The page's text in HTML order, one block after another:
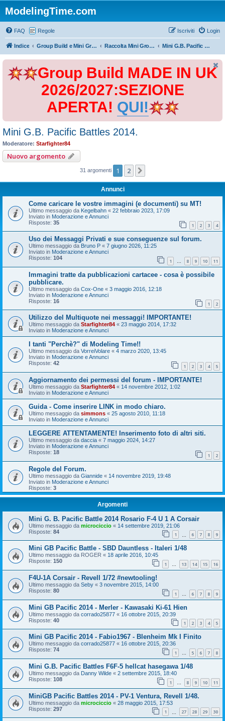
ModelingTime.com
FAQ Regole Login
Iscriviti
Indice Group Build e Mini Group Build Raccolta Mini Group Build Mini G.B. Pacific Battles 2014.
Group Build MADE IN UK
2026/2027:SEZIONE
APERTA! QUI!
Mini G.B. Pacific Battles 2014.
Moderatore: Starfighter84
Nuovo argomento
31 argomenti 1 2
Annunci
Come caricare le vostre immagini (e documenti) su MT!
Ultimo messaggio da Kegelbahn « 22 febbraio 2023, 17:09
Inviato in Moderazione e Annunci
Risposte: 35 1 2 3 4
Uso dei Messaggi Privati e sue conseguenze sul forum.
Ultimo messaggio da Bruno P « 7 giugno 2026, 11:25
Inviato in Moderazione e Annunci
Risposte: 104 1 … 8 9 10 11
Immagini tratte da pubblicazioni cartacee - cosa è possibile
pubblicare.
Ultimo messaggio da Cox-One « 3 maggio 2016, 12:18
Inviato in Moderazione e Annunci
Risposte: 16 1 2
Utilizzo del Multiquote nei messaggi! IMPORTANTE!
Ultimo messaggio da Starfighter84 « 23 maggio 2014, 17:32
Inviato in Moderazione e Annunci
I tanti "Perchè?" di Modeling Time!!
Ultimo messaggio da VorreiVolare « 4 marzo 2020, 13:45
Inviato in Moderazione e Annunci
Risposte: 42 1 2 3 4 5
Aggiornamento dei permessi del forum - IMPORTANTE!
Ultimo messaggio da Starfighter84 « 14 novembre 2012, 1:02
Inviato in Moderazione e Annunci
Guida - Come inserire LINK in modo chiaro.
Ultimo messaggio da simmons « 25 agosto 2010, 11:18
Inviato in Moderazione e Annunci
LEGGERE ATTENTAMENTE! Inserimento foto di altri siti.
Ultimo messaggio da daccia « 7 maggio 2024, 14:27
Inviato in Moderazione e Annunci
Risposte: 18 1 2
Regole del Forum.
Ultimo messaggio da Giannide « 14 novembre 2019, 19:48
Inviato in Moderazione e Annunci
Risposte: 3
Argomenti
Mini G. B. Pacific Battle 2014 Rosario F-4 U 1 A Corsair
Ultimo messaggio da microciccio « 14 settembre 2019, 21:06
Risposte: 84 1 6 7 8 9
Mini GB Pacific Battle - SBD Dauntless - Italeri 1/48
Ultimo messaggio da ROGER « 18 aprile 2016, 10:45
Risposte: 150 1 … 13 14 15 16
F4U-1A Corsair - Revell 1/72 #newtooling!
Ultimo messaggio da Seby « 3 novembre 2015, 14:00
Risposte: 80 1 … 6 7 8 9
Mini GB Pacific 2014 - Merler - Kawasaki Ki-61 Hien
Ultimo messaggio da corrado25877 « 16 ottobre 2015, 20:39
Risposte: 40 1 2 3 4 5
Mini GB Pacific 2014 - Fabio1967 - Blenheim Mk I Finito
Ultimo messaggio da corrado25877 « 16 ottobre 2015, 20:36
Risposte: 74 1 … 5 6 7 8
Mini G.B. Pacific Battles F6F-5 hellcat hasegawa 1/48
Ultimo messaggio da Danny Wilde « 2 settembre 2015, 18:40
Risposte: 108 1 … 8 9 10 11
MiniGB Pacific Battles 2014 - PV-1 Ventura, Revell 1/48.
Ultimo messaggio da microciccio « 28 maggio 2015, 17:53
Risposte: 297 1 27 28 29 30